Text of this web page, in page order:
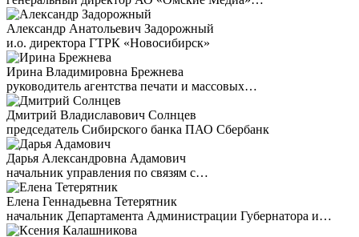
Александр Анатольевич Задорожный
и.о. директора ГТРК «Новосибирск»
Ирина Владимировна Брежнева
руководитель агентства печати и массовых…
Дмитрий Владиславович Солнцев
председатель Сибирского банка ПАО Сбербанк
Дарья Александровна Адамович
начальник управления по связям с…
Елена Геннадьевна Тетерятник
начальник Департамента Администрации Губернатора и…